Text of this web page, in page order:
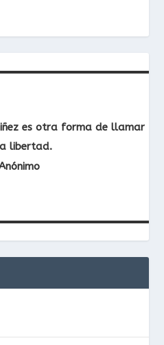
es otra forma de llamar
libertad.